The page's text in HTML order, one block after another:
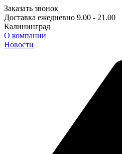
Заказать звонок
Доставка ежедневно 9.00 - 21.00
Калининград
О компании
Новости